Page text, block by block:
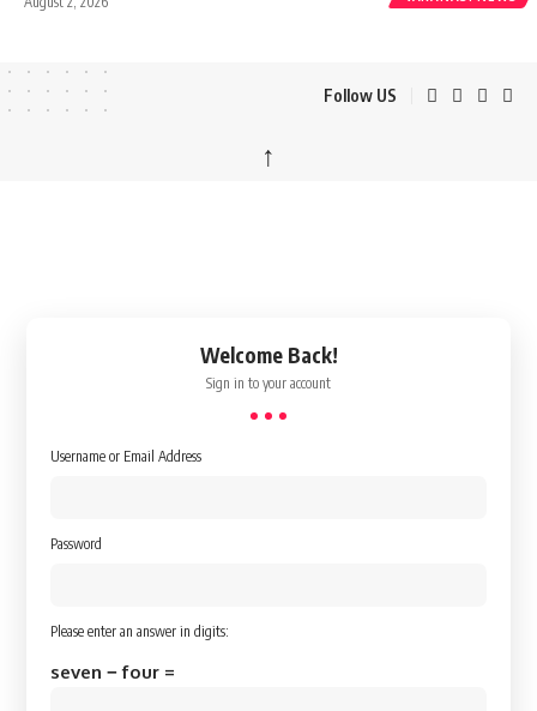
Follow US
↑
Welcome Back!
Sign in to your account
Username or Email Address
Password
Please enter an answer in digits:
seven − four =